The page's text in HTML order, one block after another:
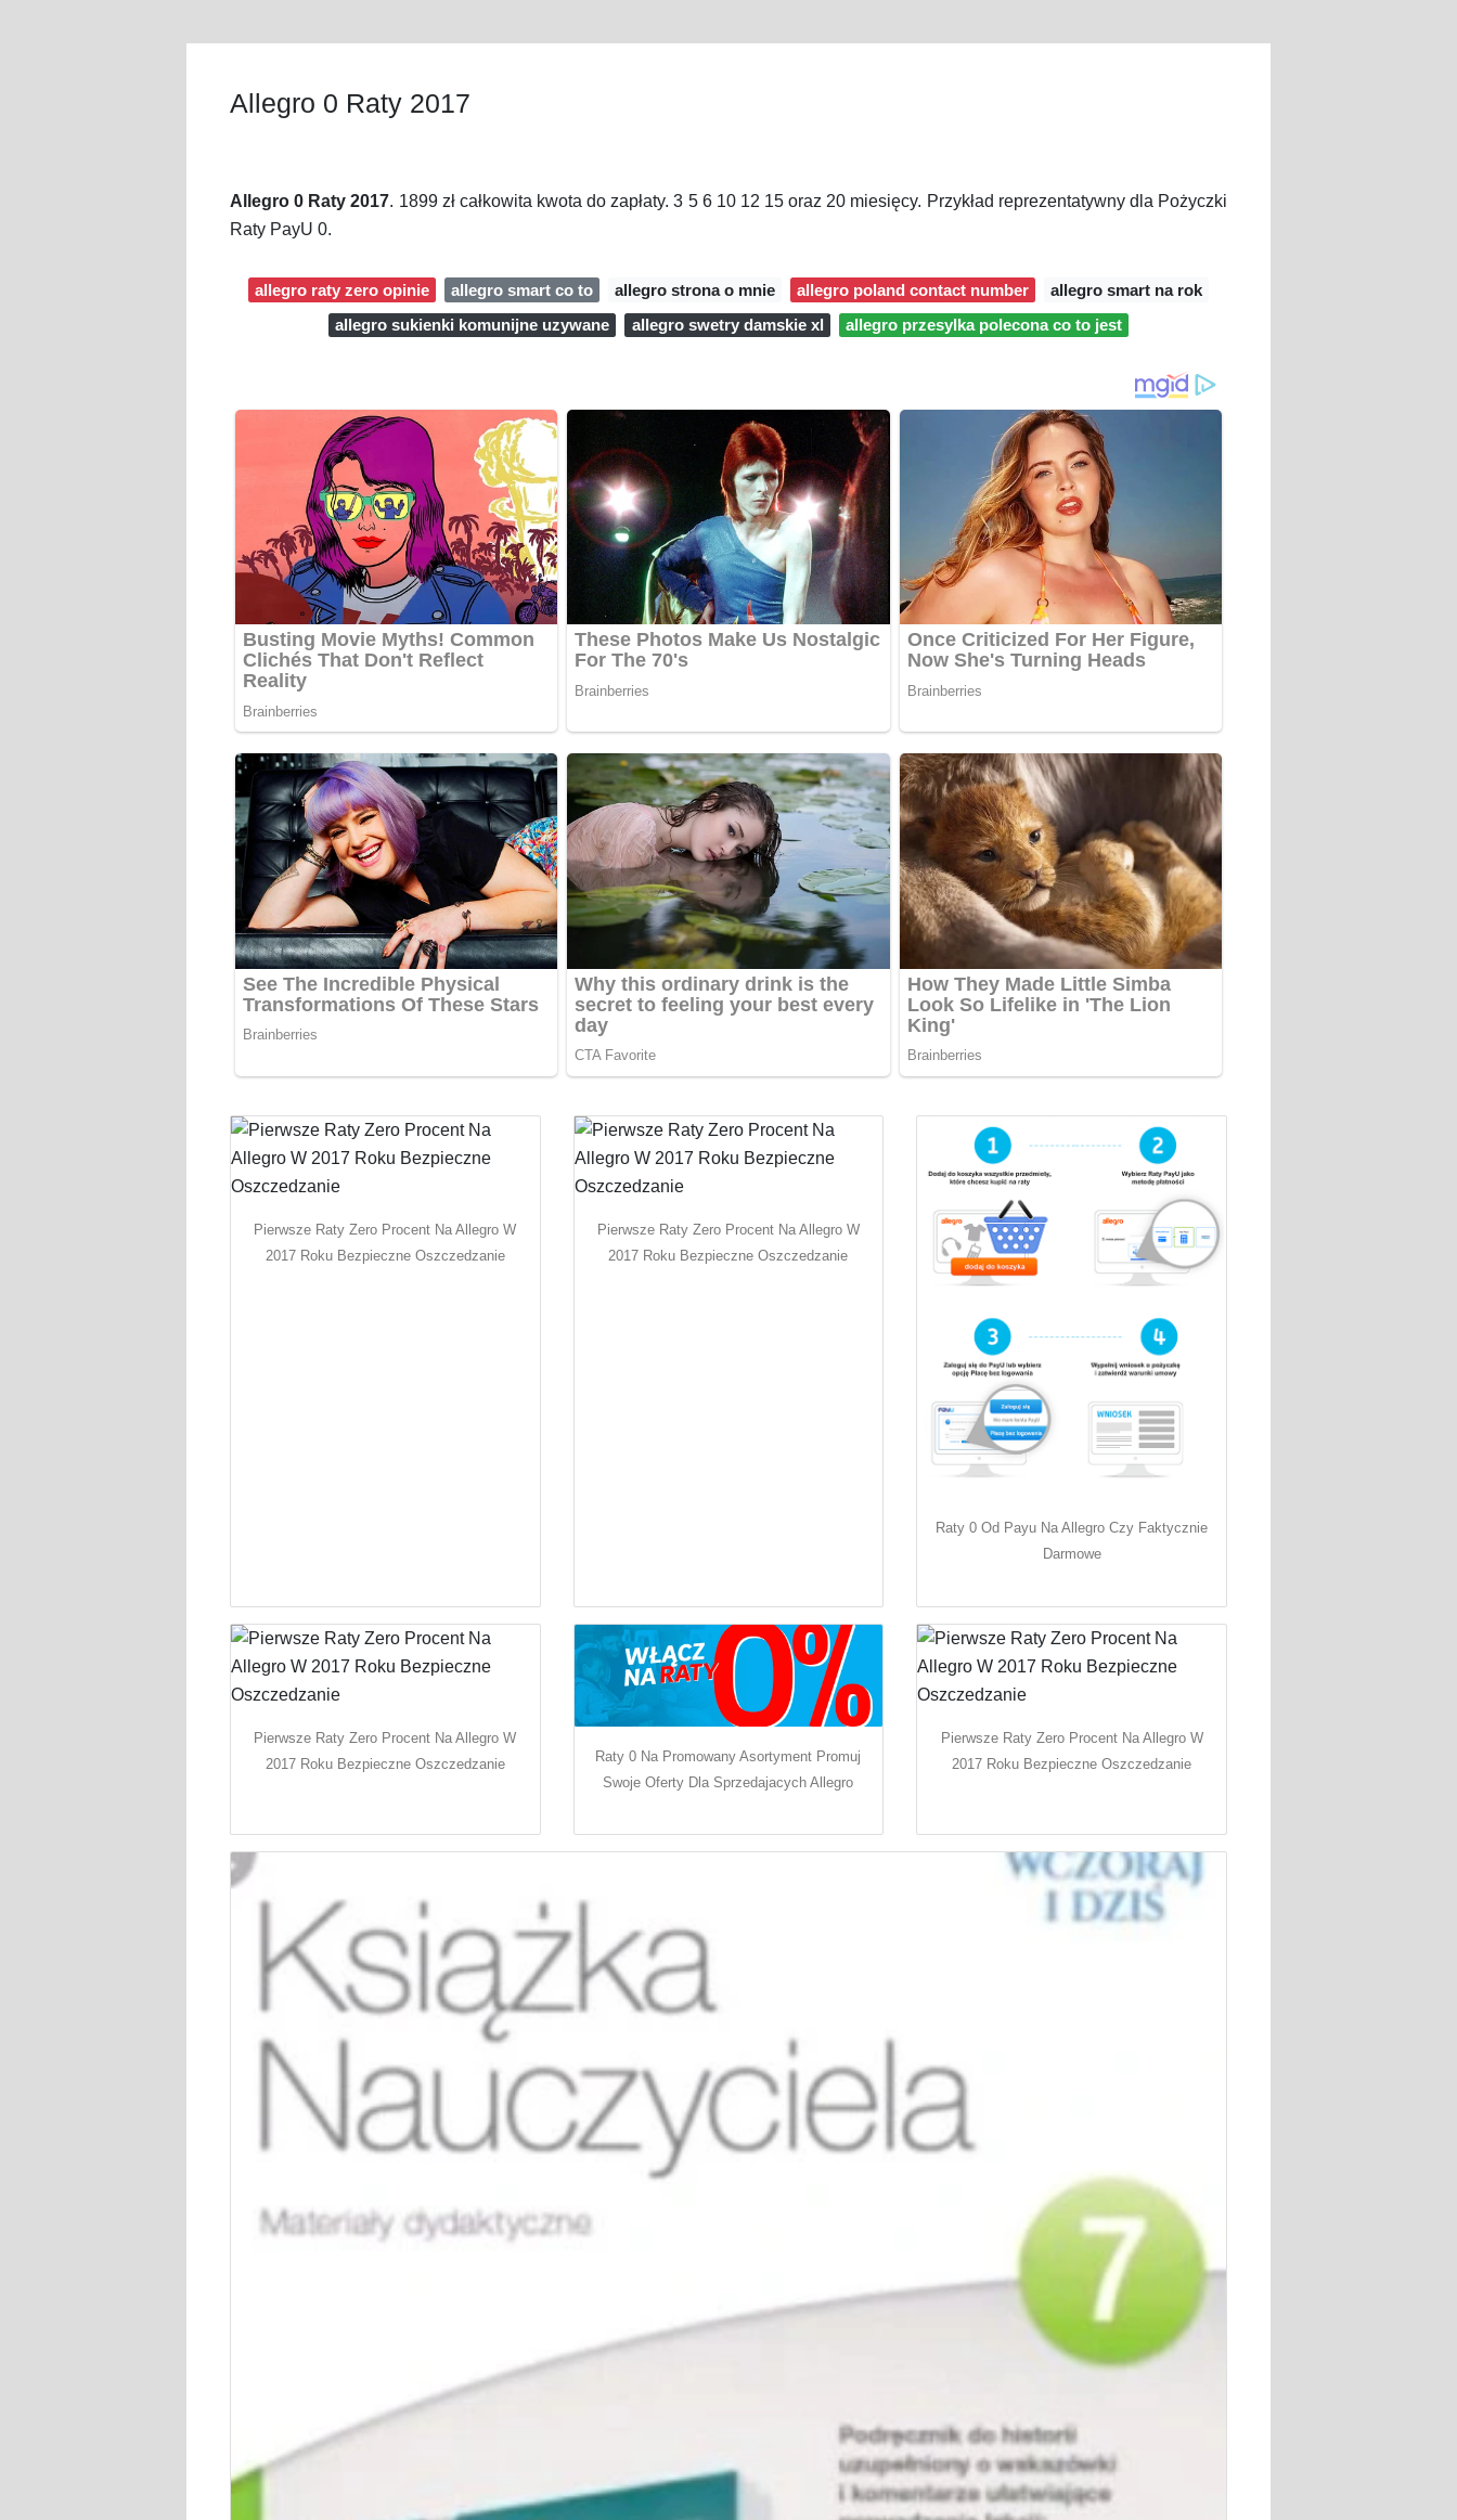
Allegro 0 Raty 2017
Allegro 0 Raty 2017. 1899 zł całkowita kwota do zapłaty. 3 5 6 10 12 15 oraz 20 miesięcy. Przykład reprezentatywny dla Pożyczki
Raty PayU 0.
allegro raty zero opinie allegro smart co to allegro strona o mnie allegro poland contact number
allegro smart na rok
allegro sukienki komunijne uzywane
allegro swetry damskie xl allegro przesylka polecona co to jest
Pierwsze Raty Zero Procent Na Allegro W
2017 Roku Bezpieczne Oszczedzanie
Pierwsze Raty Zero Procent Na Allegro W
2017 Roku Bezpieczne Oszczedzanie
Raty 0 Od Payu Na Allegro Czy Faktycznie
Darmowe
Pierwsze Raty Zero Procent Na Allegro W
2017 Roku Bezpieczne Oszczedzanie
Raty 0 Na Promowany Asortyment Promuj
Swoje Oferty Dla Sprzedajacych Allegro
Pierwsze Raty Zero Procent Na Allegro W
2017 Roku Bezpieczne Oszczedzanie